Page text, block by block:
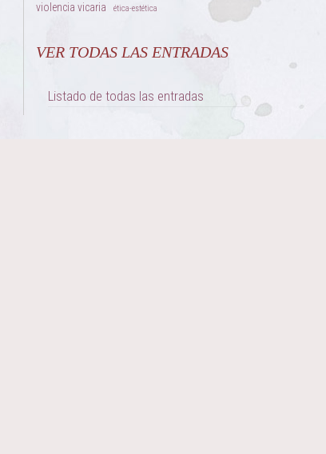
violencia vicaria ética-estética
VER TODAS LAS ENTRADAS
Listado de todas las entradas